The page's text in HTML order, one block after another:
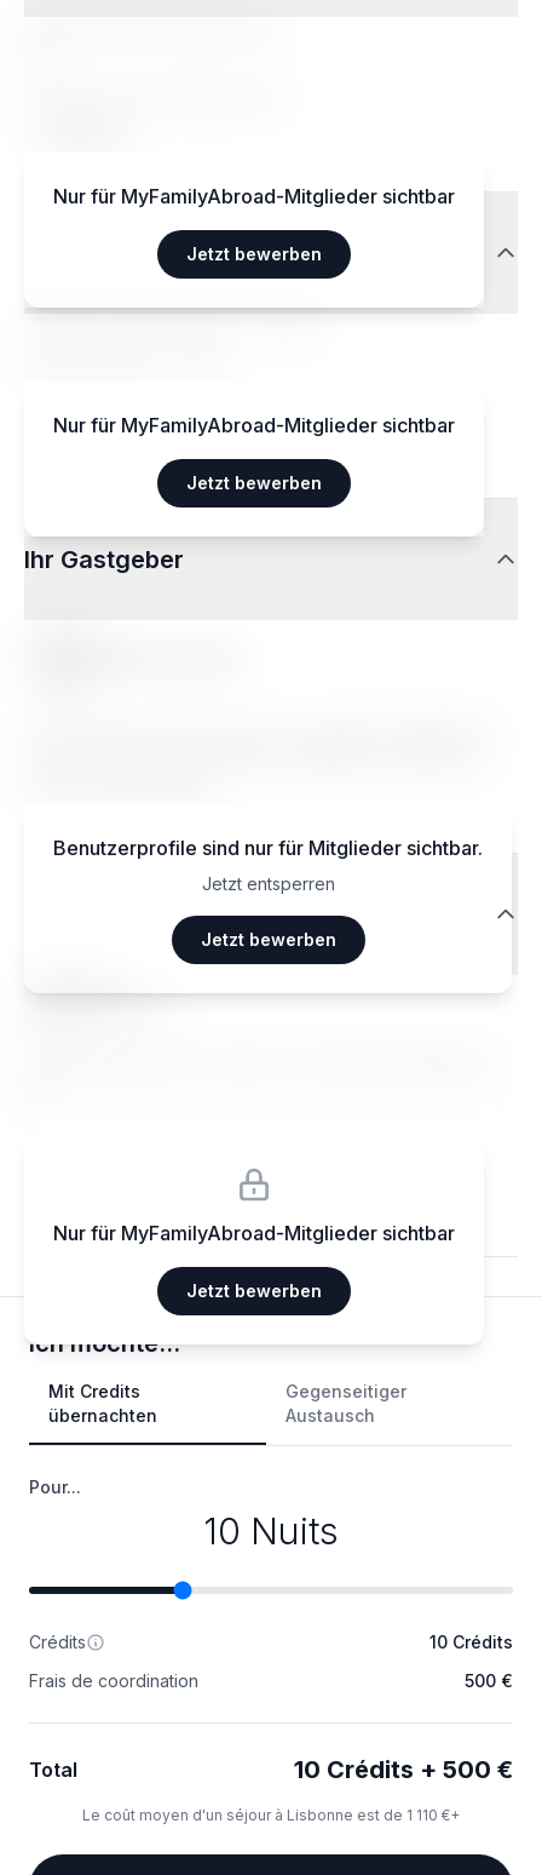
Nur für MyFamilyAbroad-Mitglieder sichtbar
Jetzt bewerben
Nur für MyFamilyAbroad-Mitglieder sichtbar
Jetzt bewerben
Ihr Gastgeber
Benutzerprofile sind nur für Mitglieder sichtbar.
Jetzt entsperren
Jetzt bewerben
Reisendenbewertungen
Ma••••
Nur für MyFamilyAbroad-Mitglieder sichtbar
Jetzt bewerben
Ich möchte...
Mit Credits
übernachten
Gegenseitiger
Austausch
Pour...
10 Nuits
Crédits
10 Crédits
Frais de coordination
500 €
Total 10 Crédits + 500 €
Le coût moyen d'un séjour à Lisbonne est de 1 110 €+